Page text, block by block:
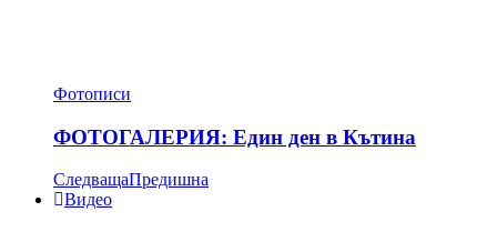
Фотописи
ФОТОГАЛЕРИЯ: Един ден в Кътина
СледващаПредишна
Видео